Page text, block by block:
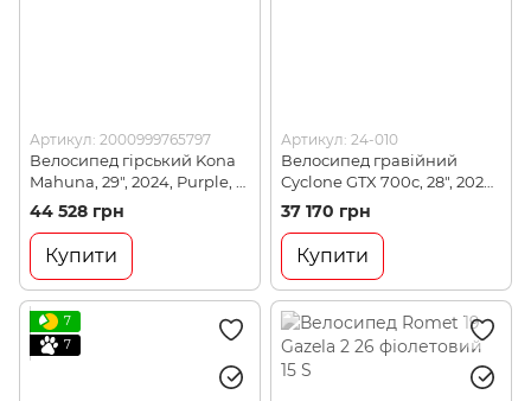
Артикул: 2000999765797
Велосипед гірський Kona
Mahuna, 29", 2024, Purple, L
(KNA B36MH05)
44 528 грн
Купити
Артикул: 24-010
Велосипед гравійний
Cyclone GTX 700c, 28", 2024,
Violet, 54 (24-010)
37 170 грн
Купити
7
7